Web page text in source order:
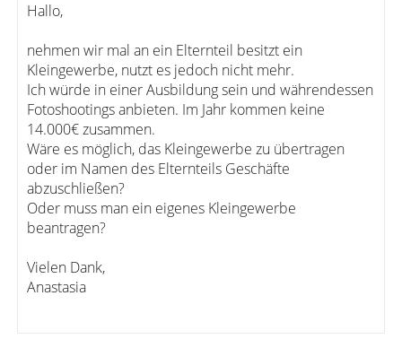
Hallo,
nehmen wir mal an ein Elternteil besitzt ein
Kleingewerbe, nutzt es jedoch nicht mehr.
Ich würde in einer Ausbildung sein und währendessen
Fotoshootings anbieten. Im Jahr kommen keine
14.000€ zusammen.
Wäre es möglich, das Kleingewerbe zu übertragen
oder im Namen des Elternteils Geschäfte
abzuschließen?
Oder muss man ein eigenes Kleingewerbe
beantragen?
Vielen Dank,
Anastasia